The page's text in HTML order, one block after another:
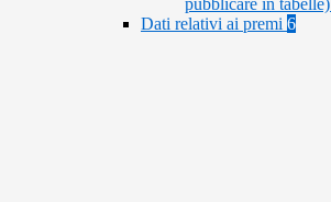
pubblicare in tabelle)
Dati relativi ai premi 6